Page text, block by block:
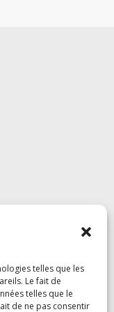
telles que les
Le fait de
telles que le
de ne pas consentir